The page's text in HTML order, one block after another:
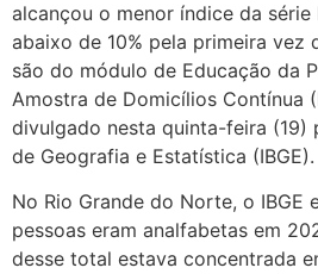
alcançou o menor índice da
abaixo de 10% pela primeira vez
são do módulo de Educação da
Amostra de Domicílios Contínua
divulgado nesta quinta-feira (19)
de Geografia e Estatística (IBGE).
No Rio Grande do Norte, o IBGE
pessoas eram analfabetas em
desse total estava concentrada